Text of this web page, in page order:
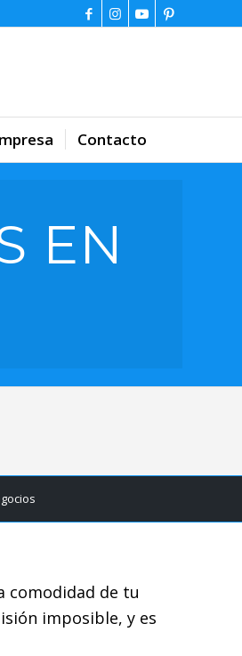
Contacto
EN
comodidad de tu
imposible, y es